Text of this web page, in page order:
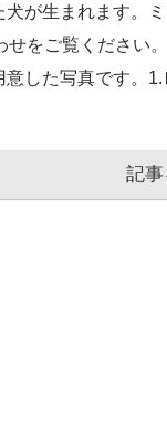
が生まれます。
せをご覧ください
意した写真です。
記